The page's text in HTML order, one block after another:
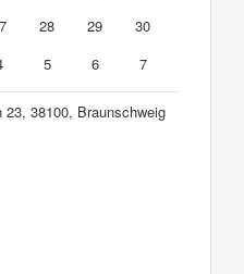
28 29
30
5 6 7
23, 38100, Braunschweig